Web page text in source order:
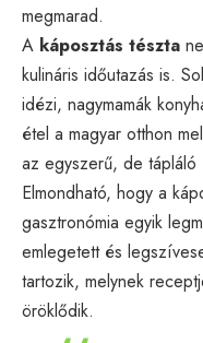
megmarad.
A káposztás tészta
kulináris időutazás is.
idézi, nagymamák
étel a magyar otthon
az egyszerű, de
Elmondható, hogy a
gasztronómia egyik
emlegetett és
tartozik, melynek
öröklődik.